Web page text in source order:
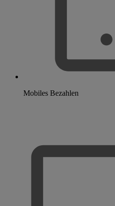
Mobiles Bezahlen